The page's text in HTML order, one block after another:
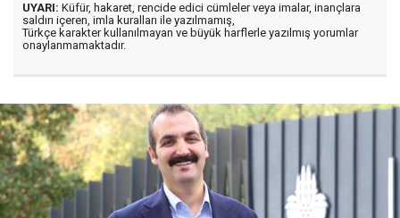
UYARI: Küfür, hakaret, rencide edici cümleler veya imalar, inançlara
saldırı içeren, imla kuralları ile yazılmamış,
Türkçe karakter kullanılmayan ve büyük harflerle yazılmış yorumlar
onaylanmamaktadır.